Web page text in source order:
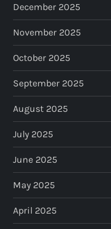
December 2025
November 2025
October 2025
September 2025
August 2025
July 2025
June 2025
May 2025
April 2025